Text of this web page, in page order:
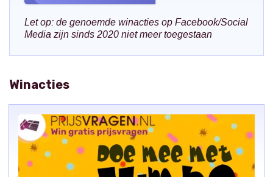
Let op: de genoemde winacties op Facebook/Social
Media zijn sinds 2020 niet meer toegestaan
Winacties